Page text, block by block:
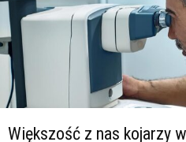
Większość z nas kojarzy